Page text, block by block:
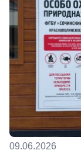
09.06.2026